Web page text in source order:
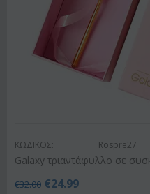
ΚΩΔΙΚΟΣ: Rospre27
Galaxy τριαντάφυλλο σε
€32.00 €24.99